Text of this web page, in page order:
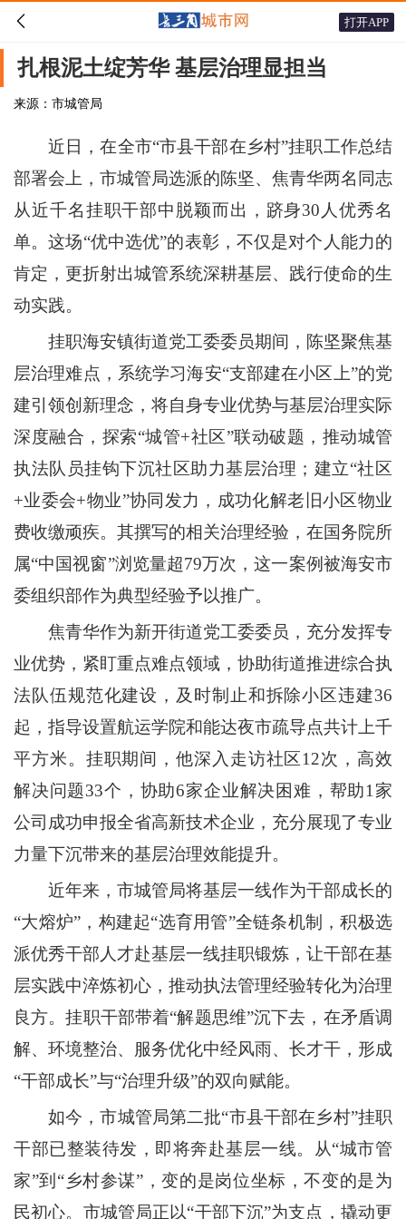
 打开APP
扎根泥土绽芳华 基层治理显担当
来源：市城管局
近日，在全市“市县干部在乡村”挂职工作总结
部署会上，市城管局选派的陈坚、焦青华两名同志
从近千名挂职干部中脱颖而出，跻身30人优秀名
单。这场“优中选优”的表彰，不仅是对个人能力的
肯定，更折射出城管系统深耕基层、践行使命的生
动实践。
挂职海安镇街道党工委委员期间，陈坚聚焦基
层治理难点，系统学习海安“支部建在小区上”的党
建引领创新理念，将自身专业优势与基层治理实际
深度融合，探索“城管+社区”联动破题，推动城管
执法队员挂钩下沉社区助力基层治理；建立“社区
+业委会+物业”协同发力，成功化解老旧小区物业
费收缴顽疾。其撰写的相关治理经验，在国务院所
属“中国视窗”浏览量超79万次，这一案例被海安市
委组织部作为典型经验予以推广。
焦青华作为新开街道党工委委员，充分发挥专
业优势，紧盯重点难点领域，协助街道推进综合执
法队伍规范化建设，及时制止和拆除小区违建36
起，指导设置航运学院和能达夜市疏导点共计上千
平方米。挂职期间，他深入走访社区12次，高效
解决问题33个，协助6家企业解决困难，帮助1家
公司成功申报全省高新技术企业，充分展现了专业
力量下沉带来的基层治理效能提升。
近年来，市城管局将基层一线作为干部成长的
“大熔炉”，构建起“选育用管”全链条机制，积极选
派优秀干部人才赴基层一线挂职锻炼，让干部在基
层实践中淬炼初心，推动执法管理经验转化为治理
良方。挂职干部带着“解题思维”沉下去，在矛盾调
解、环境整治、服务优化中经风雨、长才干，形成
“干部成长”与“治理升级”的双向赋能。
如今，市城管局第二批“市县干部在乡村”挂职
干部已整装待发，即将奔赴基层一线。从“城市管
家”到“乡村参谋”，变的是岗位坐标，不变的是为
民初心。市城管局正以“干部下沉”为支点，撬动更